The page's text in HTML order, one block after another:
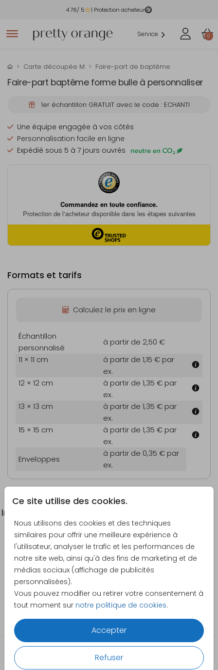
4.76/ 5 | Protection acheteur
Service 0
Ce site utilise des cookies.
Nous utilisons des cookies et des techniques
similaires pour offrir une meilleure expérience à
l'utilisateur, analyser le trafic et les performances de
notre site web, ainsi qu'à des fins de marketing et de
médias sociaux (affichage de publicités
personnalisées).
Vous pouvez modifier ou retirer votre consentement à
tout moment sur notre politique de cookies.
Accepter
Refuser
Carte découpée M Faire-part de baptême
Faire-part baptême forme bulle à personnaliser
1er échantillon GRATUIT avec le code : ECHANTI
Une équipe engagée à vos côtés
Personnalisation facile en ligne
Expédié sous 5 à 7 jours ouvrés
Formats et tarifs
Calculez le prix en ligne
Échantillon
personnalisé
à partir de 2,50 €
11 × 11 cm
à partir de 1,15 € par
ex.
12 × 12 cm
à partir de 1,35 € par
ex.
13 × 13 cm
à partir de 1,35 € par
ex.
15 × 15 cm
à partir de 1,35 € par
ex.
Enveloppes
à partir de 0,35 € par
ex.
Informations du produit
Description
Faire-part baptême forme bulle à personnaliser
Créateur
Pretty Orange
Catégorie
Faire-part de baptême